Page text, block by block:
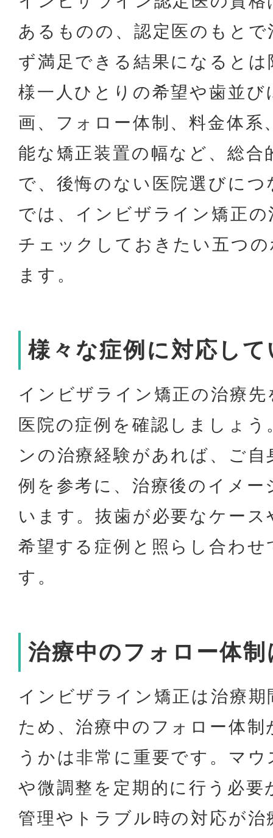
あるものの、認定医のもと
ず満足できる結果になると
様一人ひとりの希望や歯並
画、フォロー体制、料金体系
能な矯正装置の幅など、総合
で、後悔のない医院選びに
では、インビザライン矯正
チェックしておきたい五つ
ます。
様々な症例に対応し
インビザライン矯正の治療
医院の症例を確認しましょ
ンの治療経験があれば、ご
例を参考に、治療後のイメ
います。抜歯が必要なケー
希望する症例と照らし合わ
す。
治療中のフォロー体
インビザライン矯正は治療
ため、治療中のフォロー体
うかは非常に重要です。マ
や微調整を定期的に行う必要
管理やトラブル時の対応が